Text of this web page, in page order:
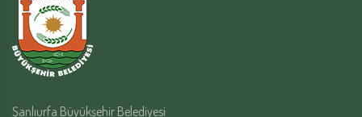
Şanlıurfa Büyükşehir Belediyesi